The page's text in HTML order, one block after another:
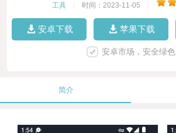
工具 时间：2023-11-05
安卓下载 苹果下载
安卓市场，安全绿色
简介